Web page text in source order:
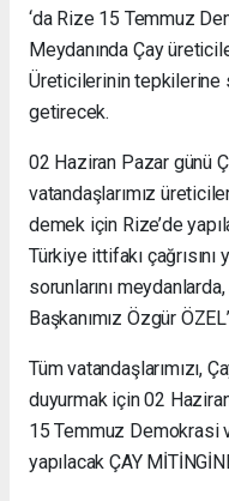
‘da Rize 15 Temmuz
Meydanında Çay
Üreticilerinin tepkilerine
getirecek.
02 Haziran Pazar günü
vatandaşlarımız
demek için Rize’de
Türkiye ittifakı çağrısını
sorunlarını
Başkanımız Özgür
Tüm vatandaşlarımızı,
duyurmak için 02
15 Temmuz Demokrasi
yapılacak ÇAY